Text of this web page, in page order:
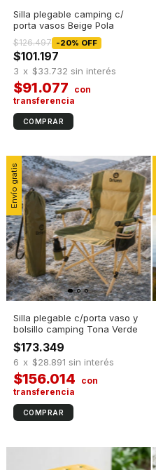
Silla plegable camping c/
porta vasos Beige Pola
$101.197
-20% OFF
$126.497
$91.077
3 x $33.732 sin interés
Envío gratis
Silla plegable c/porta vaso y
bolsillo camping Tona Verde
$173.349
$156.014
6 x $28.891 sin interés